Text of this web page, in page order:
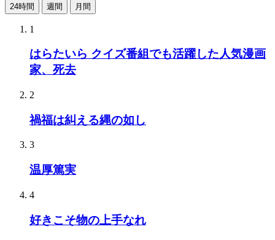
24時間 週間 月間
1
はらたいら クイズ番組でも活躍した人気漫画
家、死去
2
禍福は糾える縄の如し
3
温厚篤実
4
好きこそ物の上手なれ